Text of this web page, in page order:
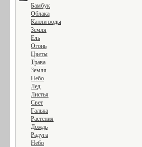
Бамбук
Облака
Капли воды
Земля
Ель
Огонь
Цветы
Трава
Земля
Небо
Лед
Листья
Свет
Галька
Растения
Дождь
Радуга
Небо